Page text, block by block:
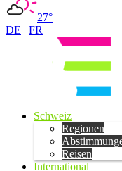
27°
DE | FR
Schweiz
Regionen
Reisen
International